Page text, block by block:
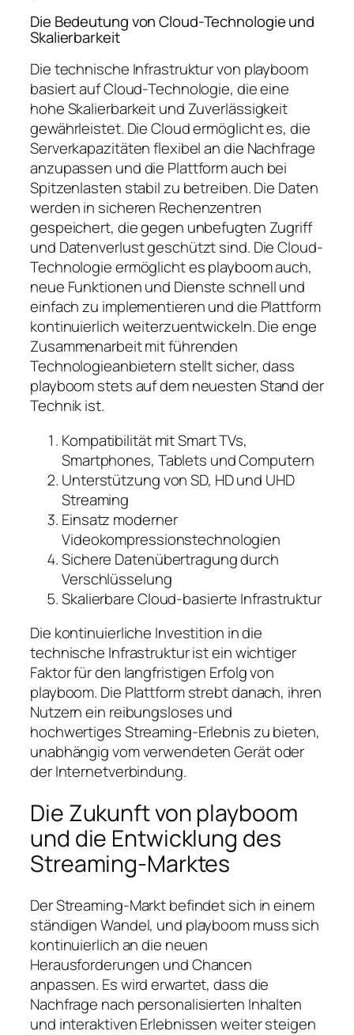
Die Bedeutung von Cloud-Technologie und
Skalierbarkeit
Die technische Infrastruktur von playboom
basiert auf Cloud-Technologie, die eine
hohe Skalierbarkeit und Zuverlässigkeit
gewährleistet. Die Cloud ermöglicht es, die
Serverkapazitäten flexibel an die Nachfrage
anzupassen und die Plattform auch bei
Spitzenlasten stabil zu betreiben. Die Daten
werden in sicheren Rechenzentren
gespeichert, die gegen unbefugten Zugriff
und Datenverlust geschützt sind. Die Cloud-
Technologie ermöglicht es playboom auch,
neue Funktionen und Dienste schnell und
einfach zu implementieren und die Plattform
kontinuierlich weiterzuentwickeln. Die enge
Zusammenarbeit mit führenden
Technologieanbietern stellt sicher, dass
playboom stets auf dem neuesten Stand der
Technik ist.
Kompatibilität mit Smart TVs,
Smartphones, Tablets und Computern
Unterstützung von SD, HD und UHD
Streaming
Einsatz moderner
Videokompressionstechnologien
Sichere Datenübertragung durch
Verschlüsselung
Skalierbare Cloud-basierte Infrastruktur
Die kontinuierliche Investition in die
technische Infrastruktur ist ein wichtiger
Faktor für den langfristigen Erfolg von
playboom. Die Plattform strebt danach, ihren
Nutzern ein reibungsloses und
hochwertiges Streaming-Erlebnis zu bieten,
unabhängig vom verwendeten Gerät oder
der Internetverbindung.
Die Zukunft von playboom
und die Entwicklung des
Streaming-Marktes
Der Streaming-Markt befindet sich in einem
ständigen Wandel, und playboom muss sich
kontinuierlich an die neuen
Herausforderungen und Chancen
anpassen. Es wird erwartet, dass die
Nachfrage nach personalisierten Inhalten
und interaktiven Erlebnissen weiter steigen